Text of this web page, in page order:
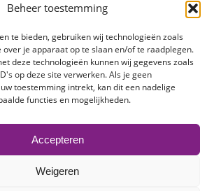
Beheer toestemming
te bieden, gebruiken wij technologieën zoals
je apparaat op te slaan en/of te raadplegen.
deze technologieën kunnen wij gegevens zoals
op deze site verwerken. Als je geen
toestemming intrekt, kan dit een nadelige
functies en mogelijkheden.
Accepteren
Weigeren